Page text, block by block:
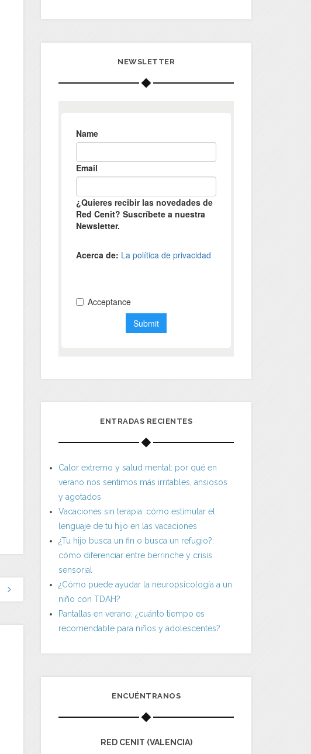
NEWSLETTER
ENTRADAS RECIENTES
Calor extremo y salud mental: por qué en
verano nos sentimos más irritables, ansiosos
y agotados
Vacaciones sin terapia: cómo estimular el
lenguaje de tu hijo en las vacaciones
¿Tu hijo busca un fin o busca un refugio?:
cómo diferenciar entre berrinche y crisis
sensorial
¿Cómo puede ayudar la neuropsicología a un
niño con TDAH?
Pantallas en verano: ¿cuánto tiempo es
recomendable para niños y adolescentes?
ENCUÉNTRANOS
RED CENIT (VALENCIA)